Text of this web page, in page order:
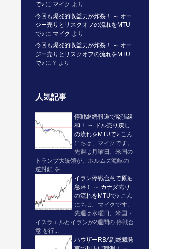
で♪ に マイク より
今回も爆発的収益力が炸裂！ ～ オー
ジー売りとリスクオフの流れをMTU
で♪ に マイク より
今回も爆発的収益力が炸裂！ ～ オー
ジー売りとリスクオフの流れをMTU
で♪ に Y より
人気記事
停戦継続報道で緊張緩
和！ ～ ドル売り戻し
の流れをMTUで♪ こん
にちは、マイクです。
先週は月曜日、米国の
トランプ大統領が、ホルムズ海峡の
逆封鎖 を...
イラン停戦合意で原油
急落！ ～ カナダ売り
の流れをMTUで♪ こん
にちは、マイクです。
先週は水曜日、米国・
イスラエルとイランが2週間の 停戦合
意 を行...
ハウザーRBA副総裁発